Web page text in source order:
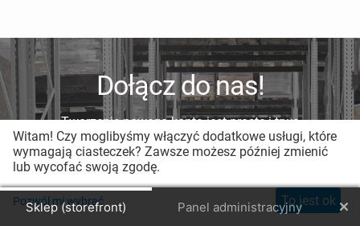
Sklep (storefront) Panel administracyjny
Dołącz do nas!
Tworzenie nowego konta jest proste i trwa
mniej niż minutę.
Zarejestruj nowe konto
Witam! Czy moglibyśmy włączyć dodatkowe usługi, które
wymagają ciasteczek? Zawsze możesz później zmienić
lub wycofać swoją zgodę.
Pozwól mi wybrać To jest ok